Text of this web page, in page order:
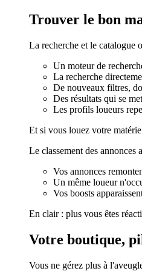
Trouver le bon
La recherche et le catalogue
Un moteur de
La recherche
De nouveaux filtres,
Des résultats qui se
Les profils loueurs
Et si vous louez votre
Le classement des annonces
Vos annonces
Un même loueur
Vos boosts
En clair : plus vous êtes
Votre boutique,
Vous ne gérez plus à